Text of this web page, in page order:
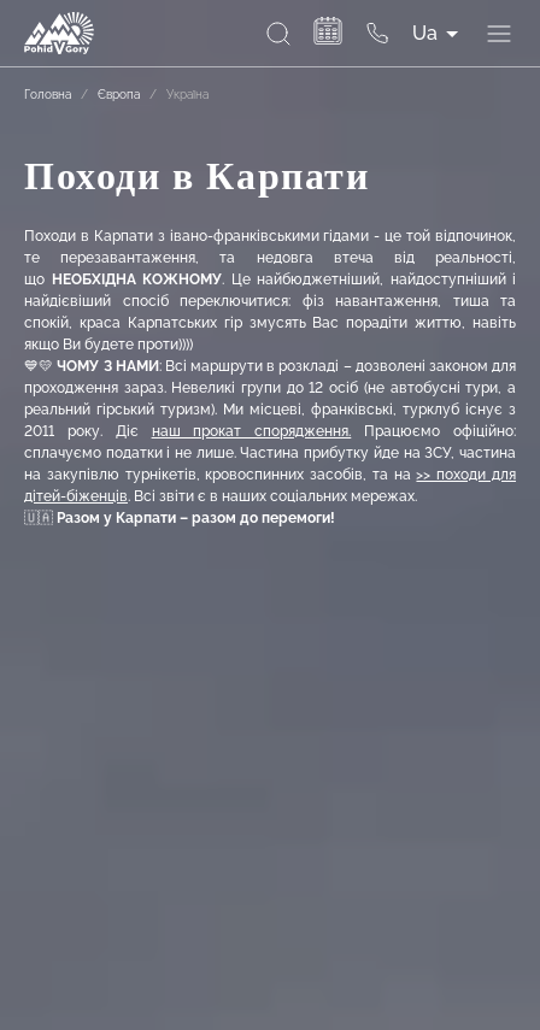
Ua
Головна / Європа / Україна
Походи в Карпати
Походи в Карпати з івано-франківськими гідами - це той відпочинок,
те перезавантаження, та недовга втеча від реальності,
що НЕОБХІДНА КОЖНОМУ. Це найбюджетніший, найдоступніший і
найдієвіший спосіб переключитися: фіз навантаження, тиша та
спокій, краса Карпатських гір змусять Вас порадіти життю, навіть
якщо Ви будете проти))))
💙💛ЧОМУ З НАМИ: Всі маршрути в розкладі – дозволені законом для
проходження зараз. Невеликі групи до 12 осіб (не автобусні тури, а
реальний гірський туризм). Ми місцеві, франківські, турклуб існує з
2011 року. Діє
наш прокат спорядження. Працюємо офіційно:
сплачуємо податки і не лише. Частина прибутку йде на ЗСУ, частина
на закупівлю турнікетів, кровоспинних засобів, та на>> походи для
дітей-біженців. Всі звіти є в наших соціальних мережах.
🇺🇦 Разом у Карпати – разом до перемоги!